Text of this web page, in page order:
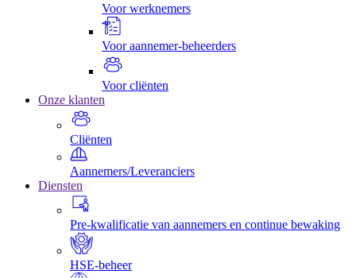
Voor werknemers
Voor aannemer-beheerders
Voor cliënten
Onze klanten
Cliënten
Aannemers/Leveranciers
Diensten
Pre-kwalificatie van aannemers en continue bewaking
HSE-beheer